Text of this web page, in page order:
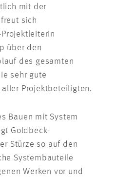
mit der
sich
Projektleiterin
über den
des gesamten
sehr gute
Projektbeteiligten.
Bauen mit System
Goldbeck-
Stürze so auf den
Systembauteile
Werken vor und